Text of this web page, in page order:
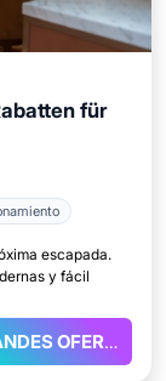
für
escapada.
y fácil
GRANDES OFERTAS